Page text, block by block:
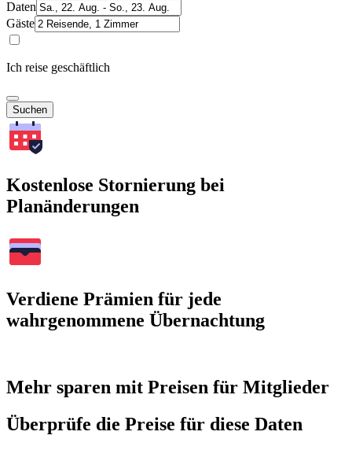
Daten
Gäste
Ich reise geschäftlich
Suchen
Kostenlose Stornierung bei
Planänderungen
Verdiene Prämien für jede
wahrgenommene Übernachtung
Mehr sparen mit Preisen für Mitglieder
Überprüfe die Preise für diese Daten